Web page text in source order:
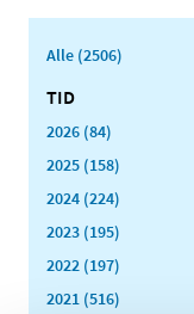
Alle (2506)
TID
2026 (84)
2025 (158)
2024 (224)
2023 (195)
2022 (197)
2021 (516)